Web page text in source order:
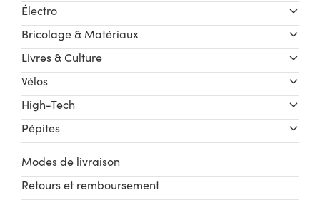
Électro
Bricolage & Matériaux
Livres & Culture
Vélos
High-Tech
Pépites
Modes de livraison
Retours et remboursement